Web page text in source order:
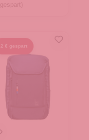
gespart)
2 € gespart